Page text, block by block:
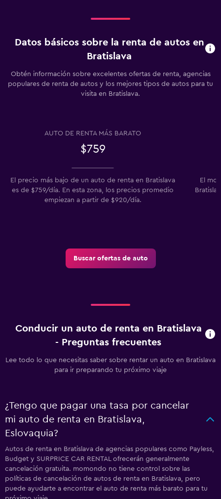
Datos básicos sobre la renta de autos en
Bratislava
Obtén información sobre excelentes ofertas de renta, agencias
populares de renta de autos y los mejores tipos de autos para tu
visita en Bratislava.
AUTO DE RENTA MÁS BARATO
$759
El precio más bajo de un auto de renta en Bratislava
es de $759/día. En esta zona, los precios promedio
empiezan a partir de $920/día.
El
Buscar ofertas de auto
Conducir un auto de renta en Bratislava
- Preguntas frecuentes
Lee todo lo que necesitas saber sobre rentar un auto en Bratislava
para ir preparando tu próximo viaje
¿Tengo que pagar una tasa por cancelar
mi auto de renta en Bratislava,
Eslovaquia?
Autos de renta en Bratislava de agencias populares como Payless,
Budget y SURPRICE CAR RENTAL ofrecerán generalmente
cancelación gratuita. momondo no tiene control sobre las
políticas de cancelación de autos de renta en Bratislava, pero
puede ayudarte a encontrar el auto de renta más barato para tu